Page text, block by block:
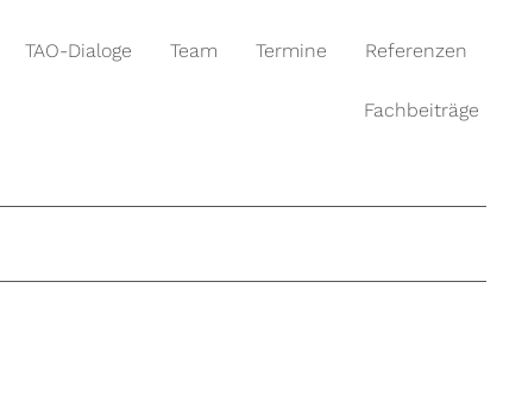
TAO-Dialoge Team Termine Referenzen
Fachbeiträge